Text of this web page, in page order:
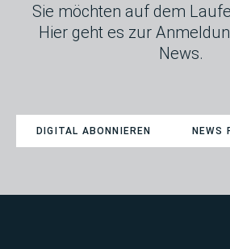
Sie möchten auf dem
Hier geht es zur
News.
DIGITAL ABONNIEREN NEWS